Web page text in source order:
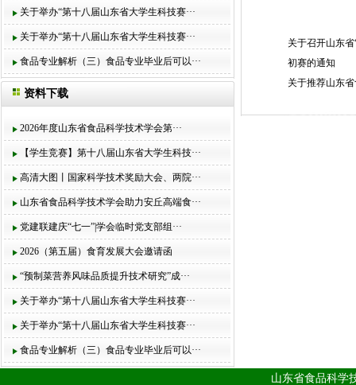
关于举办“第十八届山东省大学生科技赛···
关于举办“第十八届山东省大学生科技赛···
食品专业解析（三）食品专业毕业后可以···
资料下载
2026年度山东省食品科学技术学会第···
【学生竞赛】第十八届山东省大学生科技···
高清大图丨国家科学技术奖励大会、两院···
山东省食品科学技术学会助力安丘高端食···
党建联建庆“七一”|学会临时党支部组···
2026（第五届）食育发展大会邀请函
“预制菜营养风味品质提升技术研究”成···
关于举办“第十八届山东省大学生科技赛···
关于举办“第十八届山东省大学生科技赛···
食品专业解析（三）食品专业毕业后可以···
关于召开山东
初赛的通知
关于推荐山东
山东省食品科